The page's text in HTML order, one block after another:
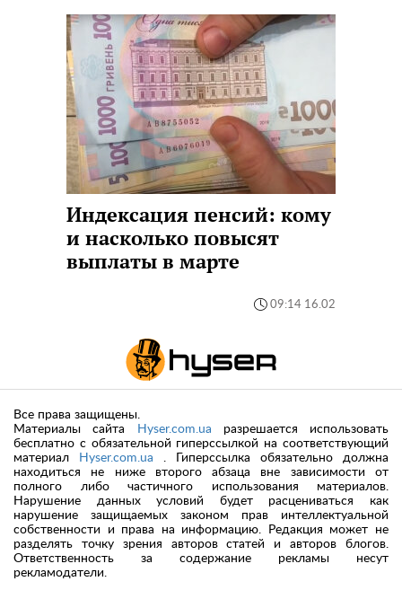
Индексация пенсий: кому
и насколько повысят
выплаты в марте
09:14 16.02
Все права защищены.
Материалы сайта
Hyser.com.ua разрешается использовать
бесплатно с обязательной гиперссылкой на соответствующий
материал
Hyser.com.ua . Гиперссылка обязательно должна
находиться не ниже второго абзаца вне зависимости от
полного либо частичного использования материалов.
Нарушение данных условий будет расцениваться как
нарушение защищаемых законом прав интеллектуальной
собственности и права на информацию. Редакция может не
разделять точку зрения авторов статей и авторов блогов.
Ответственность за содержание рекламы несут
рекламодатели.